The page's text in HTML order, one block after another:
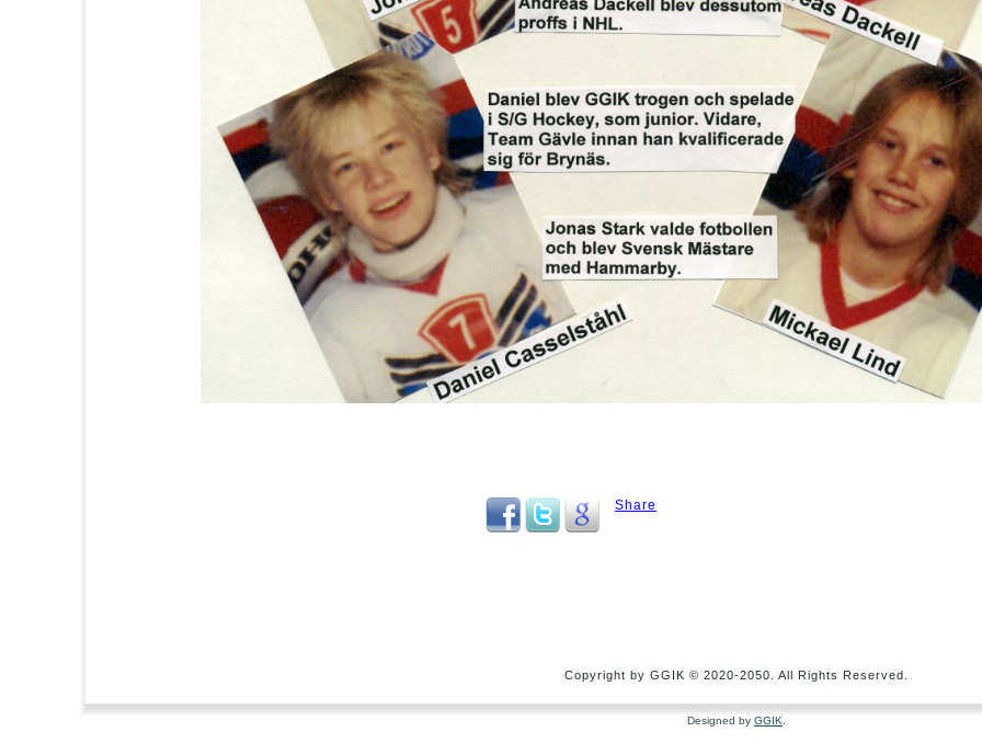
Share
Copyright by GGIK © 2020-2050. All Rights Reserved.
Designed by GGIK